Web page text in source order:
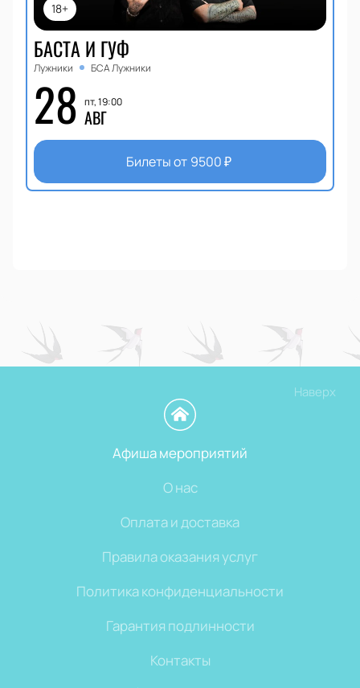
18+
БАСТА И ГУФ
Лужники БСА Лужники
28 пт, 19:00
АВГ
Билеты от 9500₽
Наверх
Афиша мероприятий
О нас
Оплата и доставка
Правила оказания услуг
Политика конфиденциальности
Гарантия подлинности
Контакты